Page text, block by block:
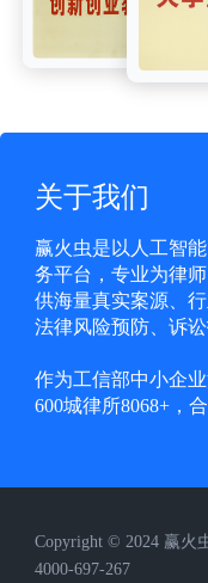
关于我们
赢火虫是以人工智
务平台，专业为律
供海量真实案源、
法律风险预防、诉
作为工信部中小企
600城律所8068+，
Copyright © 2024 赢火
4000-697-267